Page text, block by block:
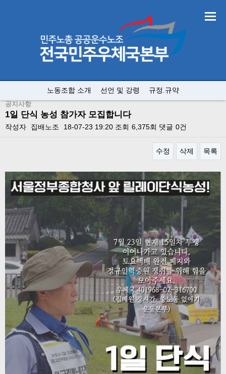
노동조합 소개 선언 및 강령 규정.규약
공지사항
1일 단식 농성 참가자 모집합니다
작성자 집배노조 18-07-23 19:20 조회 6,375회 댓글 0건
수정 삭제 목록
본문